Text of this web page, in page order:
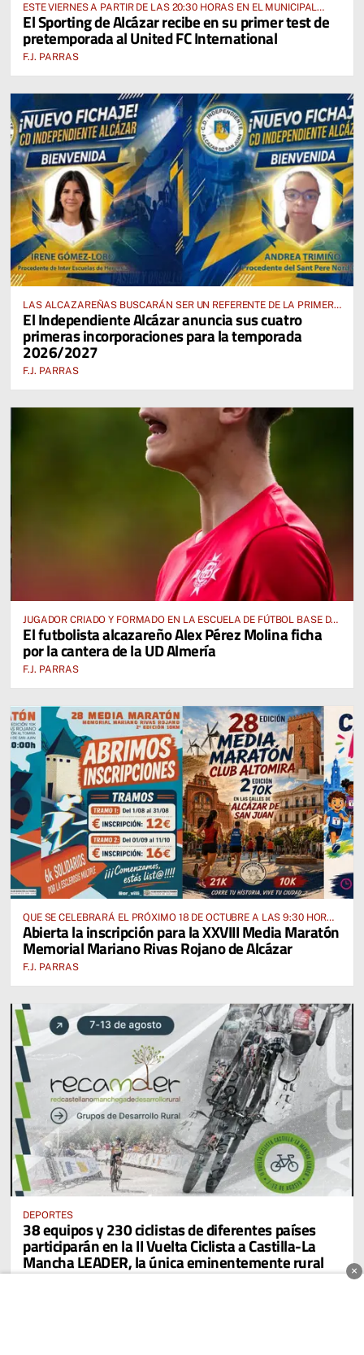
ESTE VIERNES A PARTIR DE LAS 20:30 HORAS EN EL MUNICIPAL
“MANUEL DELGADO MECO”
El Sporting de Alcázar recibe en su primer test de
pretemporada al United FC International
F.J. PARRAS
LAS ALCAZAREÑAS BUSCARÁN SER UN REFERENTE DE LA PRIMERA
AUTONÓMICA PREFERENTE FEMENINA
El Independiente Alcázar anuncia sus cuatro
primeras incorporaciones para la temporada
2026/2027
F.J. PARRAS
JUGADOR CRIADO Y FORMADO EN LA ESCUELA DE FÚTBOL BASE DE
ALCÁZAR DE SAN JUAN
El futbolista alcazareño Alex Pérez Molina ficha
por la cantera de la UD Almería
F.J. PARRAS
QUE SE CELEBRARÁ EL PRÓXIMO 18 DE OCTUBRE A LAS 9:30 HORAS
DESDE EL PABELLÓN VICENTE PANIAGUA
Abierta la inscripción para la XXVIII Media Maratón
Memorial Mariano Rivas Rojano de Alcázar
F.J. PARRAS
DEPORTES
38 equipos y 230 ciclistas de diferentes países
participarán en la II Vuelta Ciclista a Castilla-La
Mancha LEADER, la única eminentemente rural ×